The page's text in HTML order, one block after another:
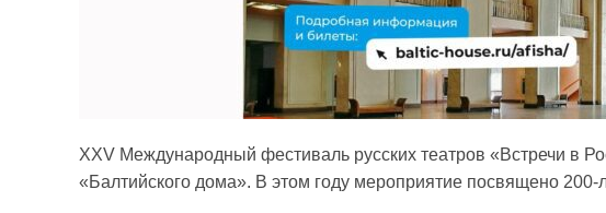
XXV Международный фестиваль русских театров «Встречи в
«Балтийского дома». В этом году мероприятие посвящено